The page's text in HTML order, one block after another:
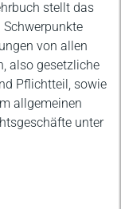
stellt das
von allen
also gesetzliche
Pflichtteil, sowie
allgemeinen
unter